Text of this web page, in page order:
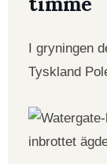
I gryningen
Tyskland